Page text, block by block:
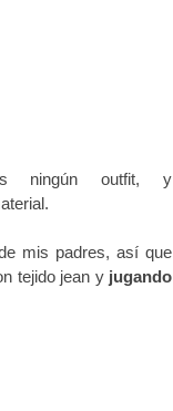
ningún outfit, y
mis padres, así que
tejido jean y jugando